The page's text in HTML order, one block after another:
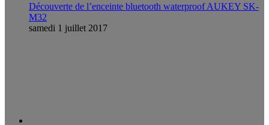
Découverte de l’enceinte bluetooth waterproof AUKEY SK-
M32
samedi 1 juillet 2017